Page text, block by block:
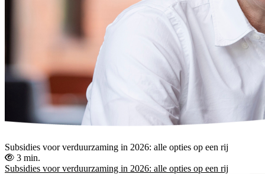
Subsidies voor verduurzaming in 2026: alle opties op een rij
3 min.
Subsidies voor verduurzaming in 2026: alle opties op een rij